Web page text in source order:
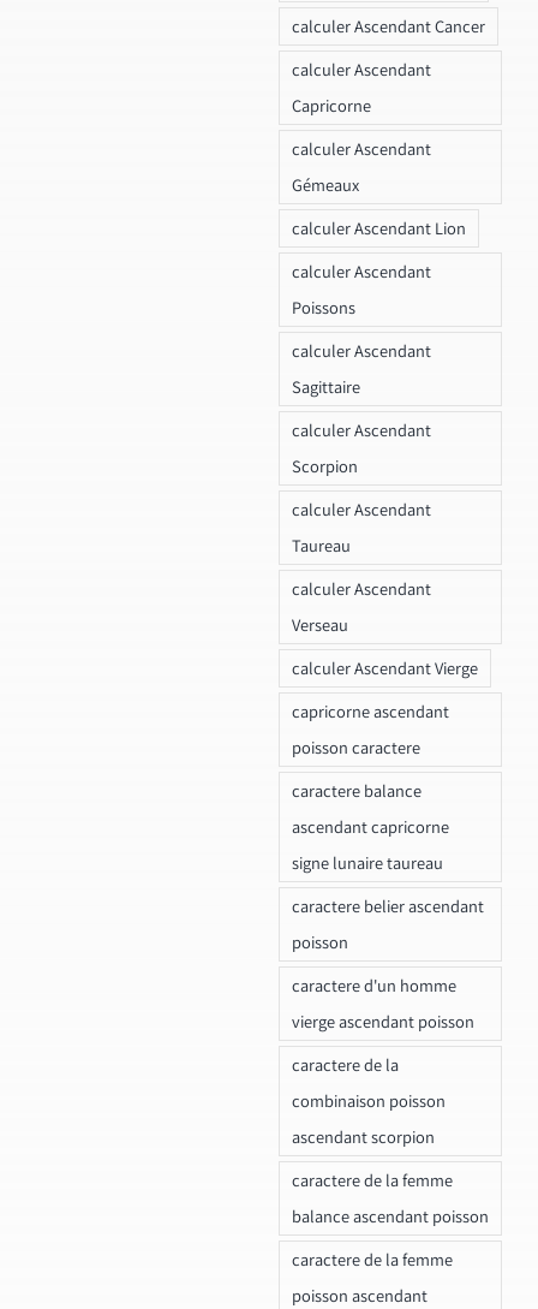
calculer Ascendant Cancer
calculer Ascendant
Capricorne
calculer Ascendant
Gémeaux
calculer Ascendant Lion
calculer Ascendant
Poissons
calculer Ascendant
Sagittaire
calculer Ascendant
Scorpion
calculer Ascendant
Taureau
calculer Ascendant
Verseau
calculer Ascendant Vierge
capricorne ascendant
poisson caractere
caractere balance
ascendant capricorne
signe lunaire taureau
caractere belier ascendant
poisson
caractere d'un homme
vierge ascendant poisson
caractere de la
combinaison poisson
ascendant scorpion
caractere de la femme
balance ascendant poisson
caractere de la femme
poisson ascendant